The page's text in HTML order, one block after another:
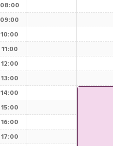
08:00
09:00
10:00
11:00
12:00
13:00
14:00
15:00
16:00
17:00